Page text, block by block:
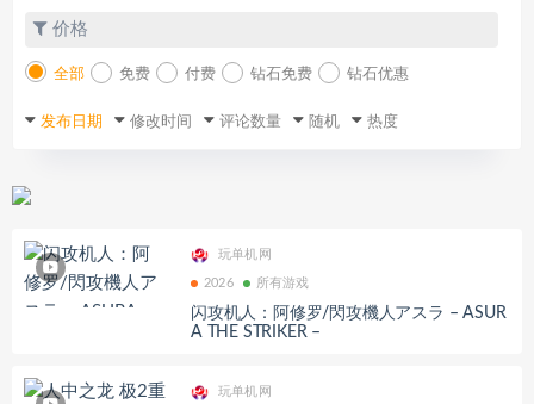
价格
全部 免费 付费 钻石免费 钻石优惠
发布日期 修改时间 评论数量 随机 热度
玩单机网
2026 所有游戏
闪攻机人：阿修罗/閃攻機人アスラ – ASUR
A THE STRIKER –
玩单机网